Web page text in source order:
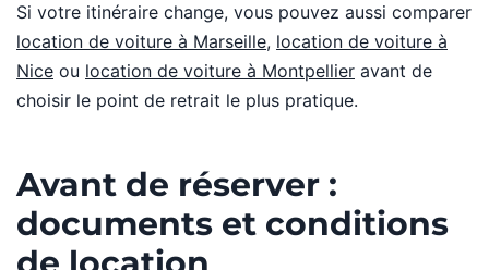
Si votre itinéraire change, vous pouvez aussi comparer
location de voiture à Marseille, location de voiture à
Nice ou location de voiture à Montpellier avant de
choisir le point de retrait le plus pratique.
Avant de réserver :
documents et conditions